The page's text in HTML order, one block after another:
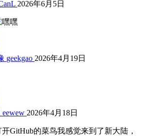
2026年6月5日
geekgao 2026年4月19日
eewew 2026年4月18日
GitHub的菜鸟我感觉来到了新大陆，